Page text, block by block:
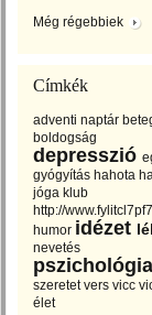
Még régebbiek
Címkék
adventi naptár
boldogság
depresszió
gyógyítás hahota
jóga klub
http://
humor idézet
nevetés
pszichológia
szeretet vers vicc
élet